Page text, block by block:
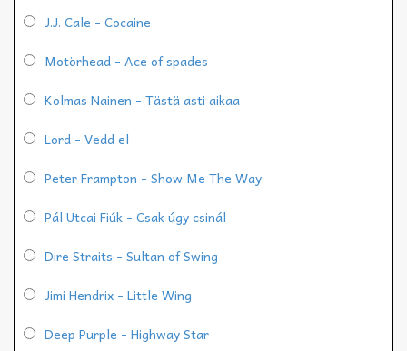
J.J. Cale - Cocaine
Motörhead - Ace of spades
Kolmas Nainen - Tästä asti aikaa
Lord - Vedd el
Peter Frampton - Show Me The Way
Pál Utcai Fiúk - Csak úgy csinál
Dire Straits - Sultan of Swing
Jimi Hendrix - Little Wing
Deep Purple - Highway Star